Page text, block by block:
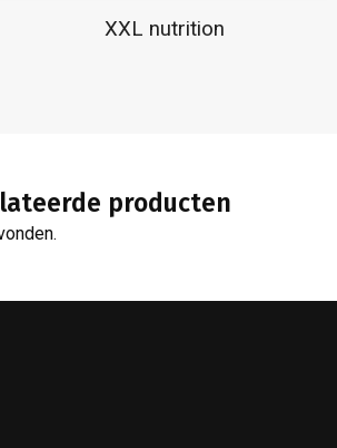
XXL nutrition
producten